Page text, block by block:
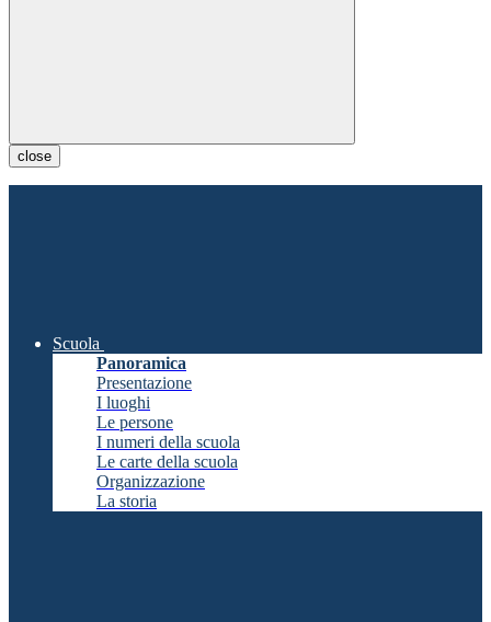
close
Scuola
Panoramica
Presentazione
I luoghi
Le persone
I numeri della scuola
Le carte della scuola
Organizzazione
La storia